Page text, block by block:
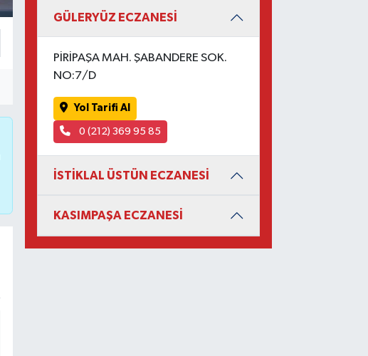
GÜLERYÜZ ECZANESİ
PİRİPAŞA MAH. ŞABANDERE SOK.
NO:7/D
Yol Tarifi Al
0 (212) 369 95 85
İSTİKLAL ÜSTÜN ECZANESİ
KASIMPAŞA ECZANESİ